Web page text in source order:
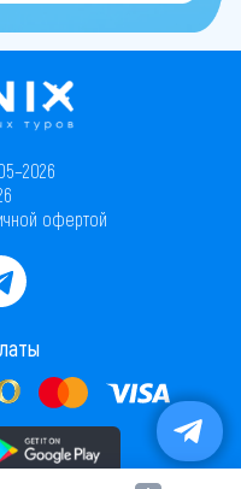
офертой
AppStore Скачать приложение в PlayMarket